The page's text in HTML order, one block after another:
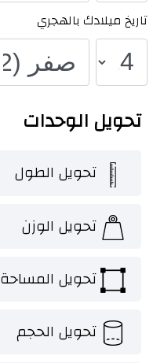
تاريخ ميلادك بالهجري
تحويل الوحدات
تحويل الطول
تحويل الوزن
تحويل المساحة
تحويل الحجم